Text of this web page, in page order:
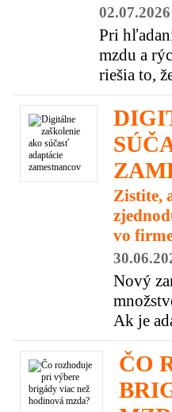
02.07.2026
Pri
mzdu a
riešia to,
Zistite,
vo
Nový
Ak je
ČO